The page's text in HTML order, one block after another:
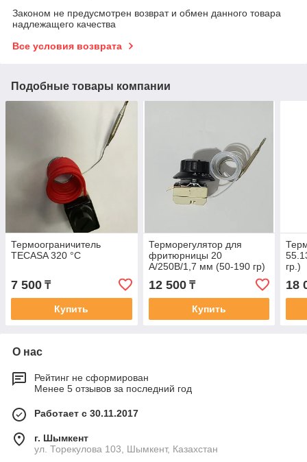
Законом не предусмотрен возврат и обмен данного товара
надлежащего качества
Все условия возврата
Подобные товары компании
Термоограничитель
TECASA 320 °C
7 500 ₸
Купить
Терморегулятор для
фритюрницы 20
А/250В/1,7 мм (50-190 гр)
Аналог 55.13039.310
12 500₸
Купить
гр.)
18
О нас
Рейтинг не сформирован
Менее 5 отзывов за последний год
Работает с 30.11.2017
г. Шымкент
ул. Торекулова 103, Шымкент, Казахстан